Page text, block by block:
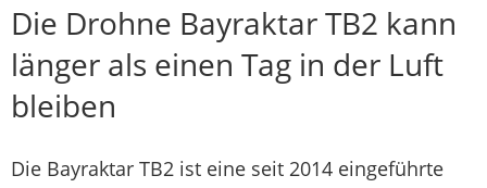
Die Drohne Bayraktar TB2 kann
länger als einen Tag in der Luft
bleiben
Die Bayraktar TB2 ist eine seit 2014 eingeführte